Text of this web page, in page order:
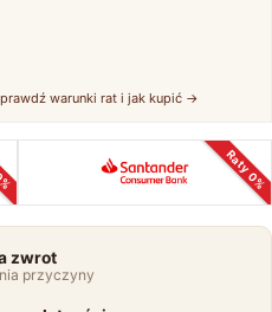
warunki rat i jak kupić →
Raty 0%
zwrot
przyczyny